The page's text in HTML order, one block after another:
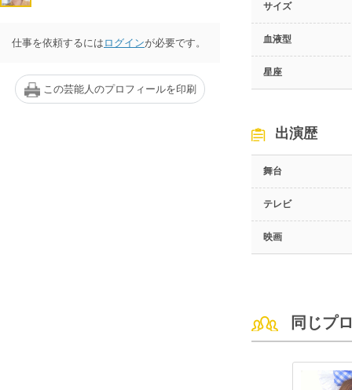
仕事を依頼するには ログインが必要です。
この芸能人のプロフィールを印刷
サイズ
血液型
星座
出演歴
舞台
テレビ
映画
同じプ